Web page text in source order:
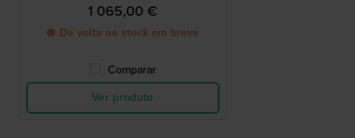
1 065,00 €
● De volta ao stock em breve
Comparar
Ver produto